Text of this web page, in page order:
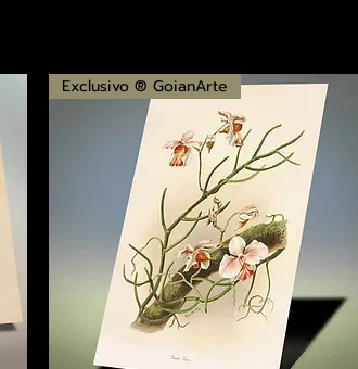
Exclusivo ® GoianArte